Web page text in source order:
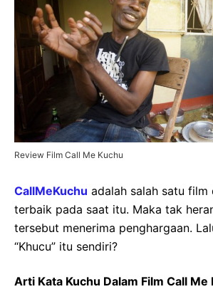
Review Film Call Me Kuchu
CallMeKuchu adalah salah satu film
terbaik pada saat itu. Maka tak
tersebut menerima penghargaan.
“Khucu” itu sendiri?
Arti Kata Kuchu Dalam Film Call Me